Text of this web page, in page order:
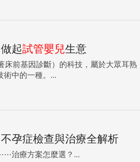
起試管嬰兒生意
床前基因診斷）的科技，屬於大眾耳熟
術中的一種。...
孕症檢查與治療全解析
治療方案怎麼選？...